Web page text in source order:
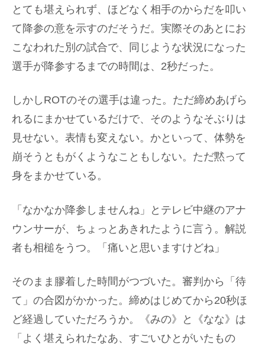
とても堪えられず、ほどなく相手のからだを叩い
て降参の意を示すのだそうだ。実際そのあとにお
こなわれた別の試合で、同じような状況になった
選手が降参するまでの時間は、2秒だった。
しかしROTのその選手は違った。ただ締めあげら
れるにまかせているだけで、そのようなそぶりは
見せない。表情も変えない。かといって、体勢を
崩そうともがくようなこともしない。ただ黙って
身をまかせている。
「なかなか降参しませんね」とテレビ中継のアナ
ウンサーが、ちょっとあきれたように言う。解説
者も相槌をうつ。「痛いと思いますけどね」
そのまま膠着した時間がつづいた。審判から「待
て」の合図がかかった。締めはじめてから20秒ほ
ど経過していただろうか。《みの》と《なな》は
「よく堪えられたなあ、すごいひとがいたもの